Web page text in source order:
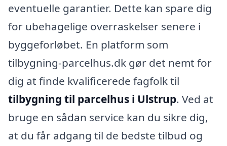
eventuelle garantier. Dette kan spare dig
for ubehagelige overraskelser senere i
byggeforløbet. En platform som
tilbygning-parcelhus.dk gør det nemt for
dig at finde kvalificerede fagfolk til
tilbygning til parcelhus i Ulstrup. Ved at
bruge en sådan service kan du sikre dig,
at du får adgang til de bedste tilbud og